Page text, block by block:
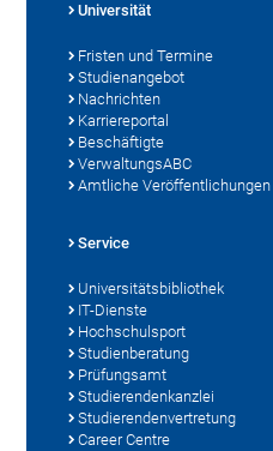
Universität
Fristen und Termine
Studienangebot
Nachrichten
Karriereportal
Beschäftigte
VerwaltungsABC
Amtliche Veröffentlichungen
Service
Universitätsbibliothek
IT-Dienste
Hochschulsport
Studienberatung
Prüfungsamt
Studierendenkanzlei
Studierendenvertretung
Career Centre